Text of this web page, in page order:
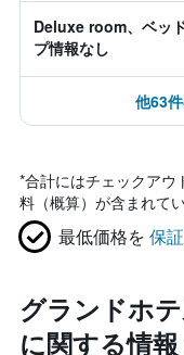
Deluxe room、ベッ
プ情報なし
他63
*合計にはチェックアウ
料（概算）が含まれてい
最低価格を 保
グランドホ
に関する情報